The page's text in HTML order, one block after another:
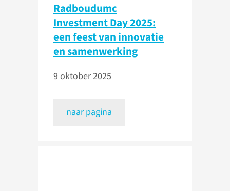
Radboudumc
Investment Day 2025:
een feest van innovatie
en samenwerking
9 oktober 2025
naar pagina